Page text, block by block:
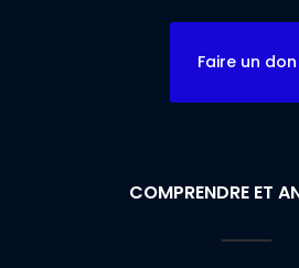
Faire un don
COMPRENDRE ET